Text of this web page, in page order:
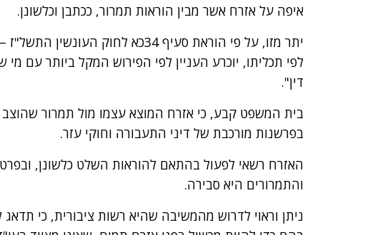
איפה על אזרח אשר מבין הוראות תמרור, ככתבן וכלשונן.
לפי תכליתו, יוכרע העניין לפי הפירוש המקל ביותר עם
דין".
בית המשפט קבע, כי אזרח המוצא עצמו מול תמרור שהוצב
בפרשנות מורכבת של דיני התעבורה וחוקי עזר.
האזרח רשאי לפעול בהתאם להוראות השלט כלשונן,
והתמרורים היא סבירה.
ניתן וראוי לדרוש מהמשיבה שהיא רשות ציבורית, כי